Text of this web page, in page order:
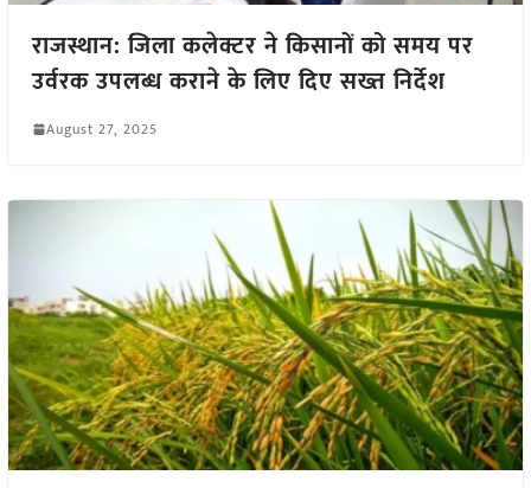
राजस्थान: जिला कलेक्टर ने किसानों को समय पर
उर्वरक उपलब्ध कराने के लिए दिए सख्त निर्देश
August 27, 2025